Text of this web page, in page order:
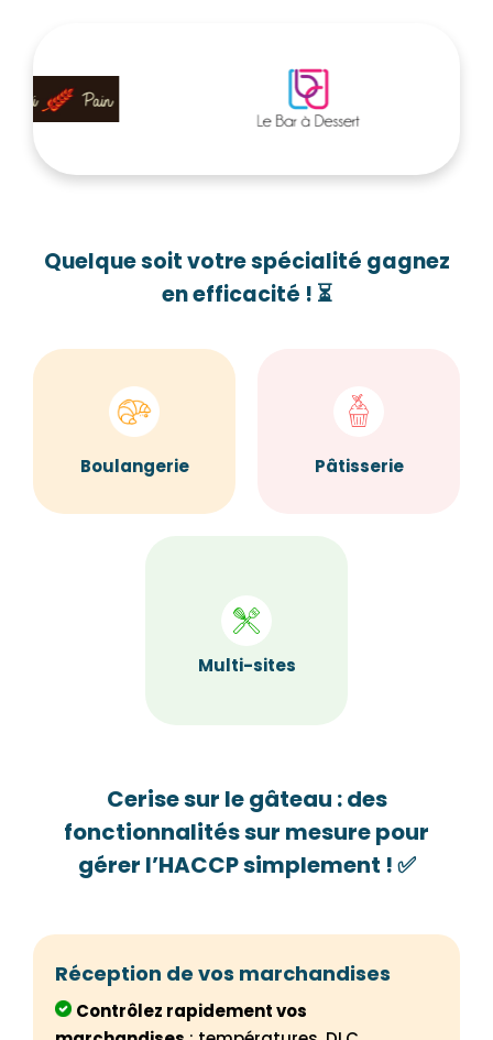
Quelque soit votre spécialité gagnez
en efficacité ! ⏳
Boulangerie Pâtisserie
Multi-sites
Cerise sur le gâteau : des
fonctionnalités sur mesure pour
gérer l’HACCP simplement ! ✅
Réception de vos marchandises
Contrôlez rapidement vos